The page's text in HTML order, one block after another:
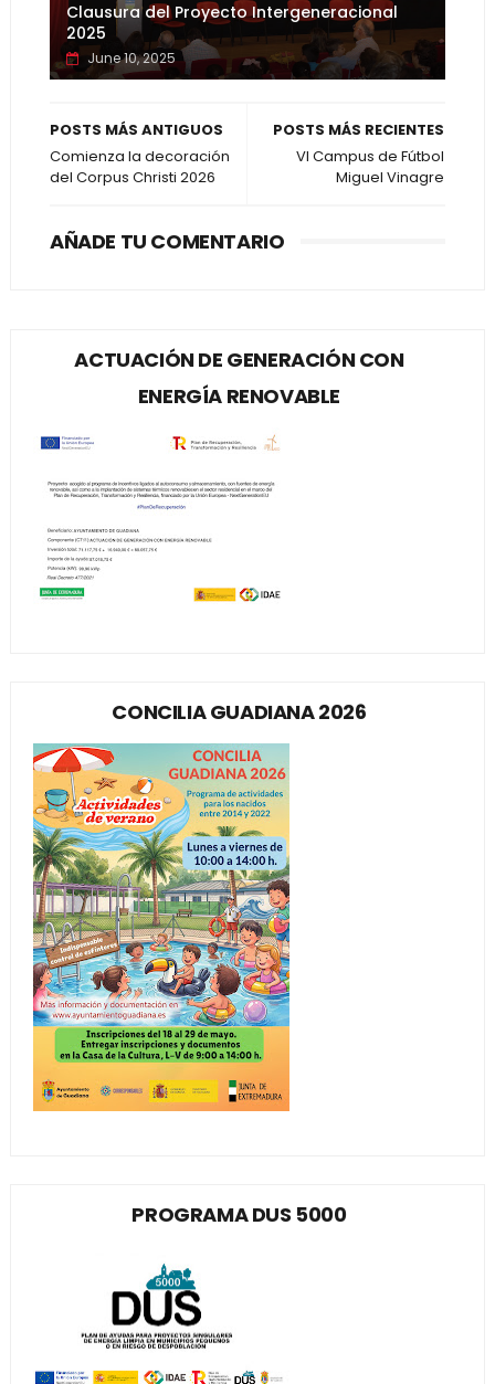
Clausura del Proyecto Intergeneracional
2025
June 10, 2025
POSTS MÁS RECIENTES
VI Campus de Fútbol
Miguel Vinagre
POSTS MÁS ANTIGUOS
Comienza la decoración
del Corpus Christi 2026
AÑADE TU COMENTARIO
ACTUACIÓN DE GENERACIÓN CON
ENERGÍA RENOVABLE
CONCILIA GUADIANA 2026
PROGRAMA DUS 5000